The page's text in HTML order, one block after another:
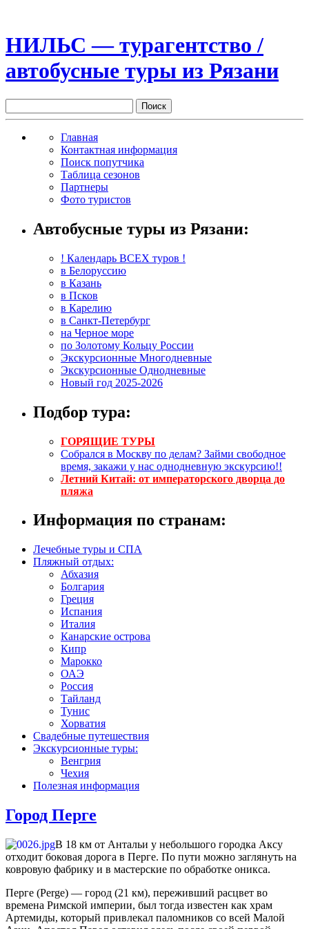
НИЛЬС — турагентство /
автобусные туры из Рязани
Главная
Контактная информация
Поиск попутчика
Таблица сезонов
Партнеры
Фото туристов
Автобусные туры из Рязани:
! Календарь ВСЕХ туров !
в Белоруссию
в Казань
в Псков
в Карелию
в Санкт-Петербург
на Черное море
по Золотому Кольцу России
Экскурсионные Многодневные
Экскурсионные Однодневные
Новый год 2025-2026
Подбор тура:
ГОРЯЩИЕ ТУРЫ
Собрался в Москву по делам? Займи свободное
время, закажи у нас однодневную экскурсию!!
Летний Китай: от императорского дворца до
пляжа
Информация по странам:
Лечебные туры и СПА
Пляжный отдых:
Абхазия
Болгария
Греция
Испания
Италия
Канарские острова
Кипр
Марокко
ОАЭ
Россия
Тайланд
Тунис
Хорватия
Свадебные путешествия
Экскурсионные туры:
Венгрия
Чехия
Полезная информация
Город Перге
В 18 км от Антальи у небольшого городка Аксу
отходит боковая дорога в Перге. По пути можно заглянуть на
ковровую фабрику и в мастерские по обработке оникса.
Перге (Perge) — город (21 км), переживший расцвет во
времена Римской империи, был тогда известен как храм
Артемиды, который привлекал паломников со всей Малой